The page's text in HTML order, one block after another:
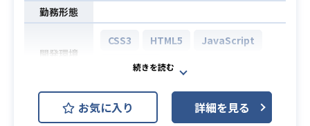
勤務形態
開発環境
CSS3 HTML5
JavaScript
Adobe XD
大手携帯電話通信事業者にてWEBま
たはアプリデザイン制作業務に携わ
お気に入り 詳細を見る